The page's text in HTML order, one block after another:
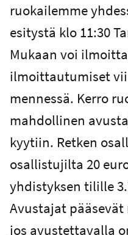
ruokailemme
esitystä klo 11:30
Mukaan voi
ilmoittautumiset
mennessä. Kerro
mahdollinen
kyytiin. Retken
osallistujilta 20
yhdistyksen tilille
Avustajat
jos avustettavalla